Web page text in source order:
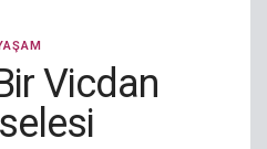
Vicdan